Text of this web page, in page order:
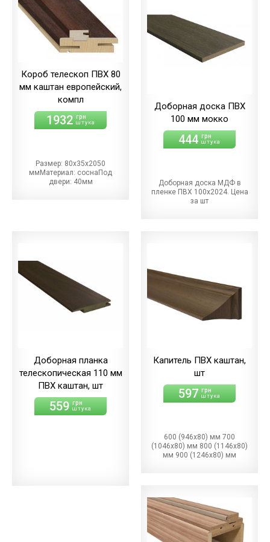
Короб телескоп ПВХ 80
мм каштан европейский,
компл
1932 грн
штука
Размер: 80х35х2050
ммМатериал: соснаПод
двери: 40мм
Доборная доска ПВХ
100 мм мокко
444 грн
штука
Доборная доска МДФ в
пленке ПВХ 100х2024. Цена
за шт
Доборная планка
телескопическая 110 мм
ПВХ каштан, шт
559 грн
штука
Капитель ПВХ каштан,
шт
597 грн
штука
600 (946х80) мм 700
(1046х80) мм 800 (1146х80)
мм 900 (1246х80) мм